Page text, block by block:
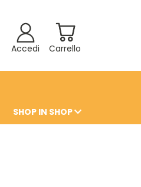
Carrello
Accedi
SHOP IN SHOP